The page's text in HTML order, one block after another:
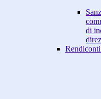
di